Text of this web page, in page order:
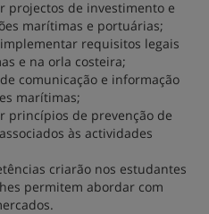
projectos de investimento e
marítimas e portuárias;
requisitos legais
e na orla costeira;
comunicação e informação
marítimas;
princípios de prevenção de
às actividades
criarão nos estudantes
permitem abordar com